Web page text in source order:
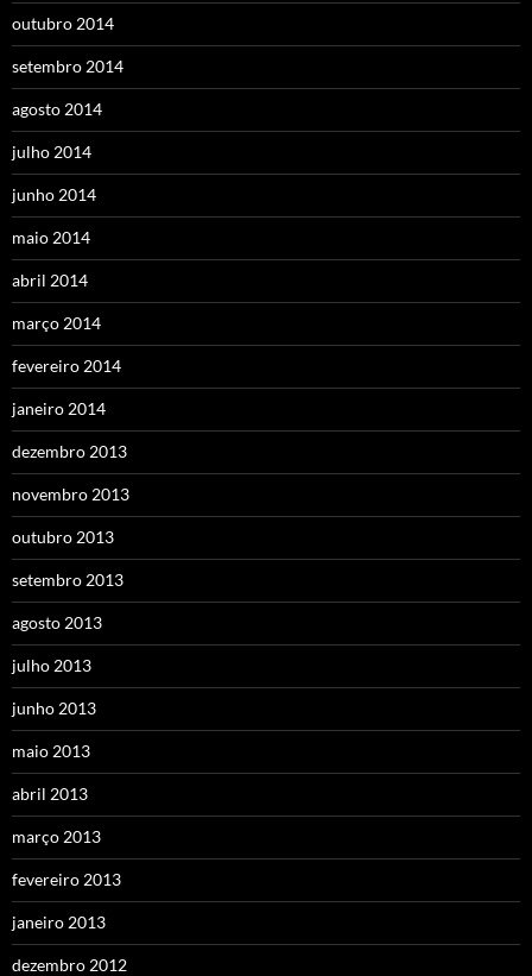
outubro 2014
setembro 2014
agosto 2014
julho 2014
junho 2014
maio 2014
abril 2014
março 2014
fevereiro 2014
janeiro 2014
dezembro 2013
novembro 2013
outubro 2013
setembro 2013
agosto 2013
julho 2013
junho 2013
maio 2013
abril 2013
março 2013
fevereiro 2013
janeiro 2013
dezembro 2012